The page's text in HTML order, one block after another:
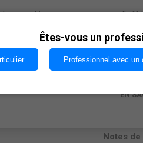
du vignoble Corga. Vinification
Notes
Les cookies nous permettent
EN
Êtes-vous un
Professionnel avec un